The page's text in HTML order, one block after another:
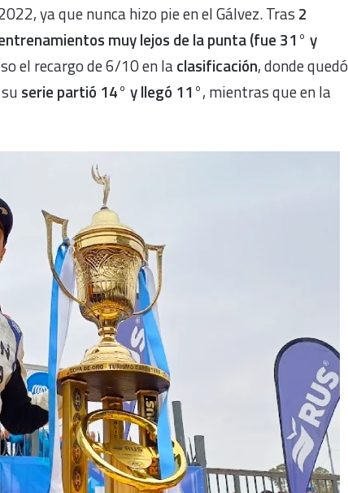
ya que nunca hizo pie en el Gálvez. Tras 2
muy lejos de la punta (fue 31° y
el recargo de 6/10 en laclasificación, donde quedó
serie partió 14° y llegó 11°, mientras que en la